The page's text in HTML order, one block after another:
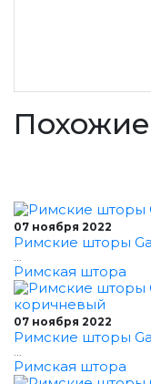
07 ноября 2022
Римские шторы
...
Римская штора
07 ноября 2022
Римские шторы
...
Римская штора